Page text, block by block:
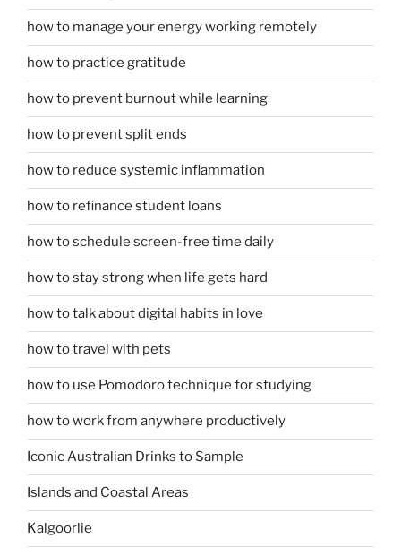
how to manage your energy working remotely
how to practice gratitude
how to prevent burnout while learning
how to prevent split ends
how to reduce systemic inflammation
how to refinance student loans
how to schedule screen-free time daily
how to stay strong when life gets hard
how to talk about digital habits in love
how to travel with pets
how to use Pomodoro technique for studying
how to work from anywhere productively
Iconic Australian Drinks to Sample
Islands and Coastal Areas
Kalgoorlie